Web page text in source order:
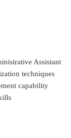
Assistant
techniques
capability